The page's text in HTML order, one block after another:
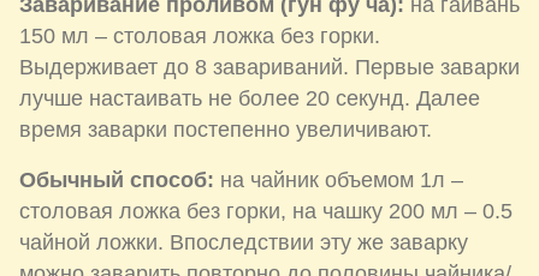
Заваривание проливом (гун фу ча): на гайвань
150 мл – столовая ложка без горки.
Выдерживает до 8 завариваний. Первые заварки
лучше настаивать не более 20 секунд. Далее
время заварки постепенно увеличивают.
Обычный способ: на чайник объемом 1л –
столовая ложка без горки, на чашку 200 мл – 0.5
чайной ложки. Впоследствии эту же заварку